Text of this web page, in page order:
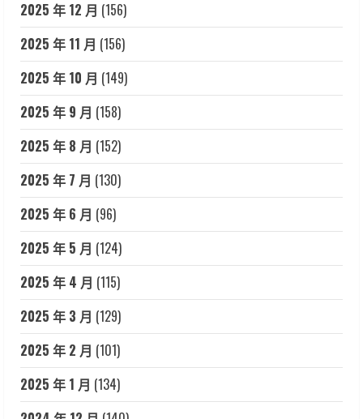
2025 年 12 月 (156)
2025 年 11 月 (156)
2025 年 10 月 (149)
2025 年 9 月 (158)
2025 年 8 月 (152)
2025 年 7 月 (130)
2025 年 6 月 (96)
2025 年 5 月 (124)
2025 年 4 月 (115)
2025 年 3 月 (129)
2025 年 2 月 (101)
2025 年 1 月 (134)